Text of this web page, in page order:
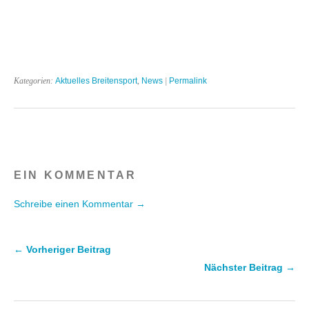
Kategorien: Aktuelles Breitensport, News | Permalink
EIN KOMMENTAR
Schreibe einen Kommentar →
← Vorheriger Beitrag
Nächster Beitrag →